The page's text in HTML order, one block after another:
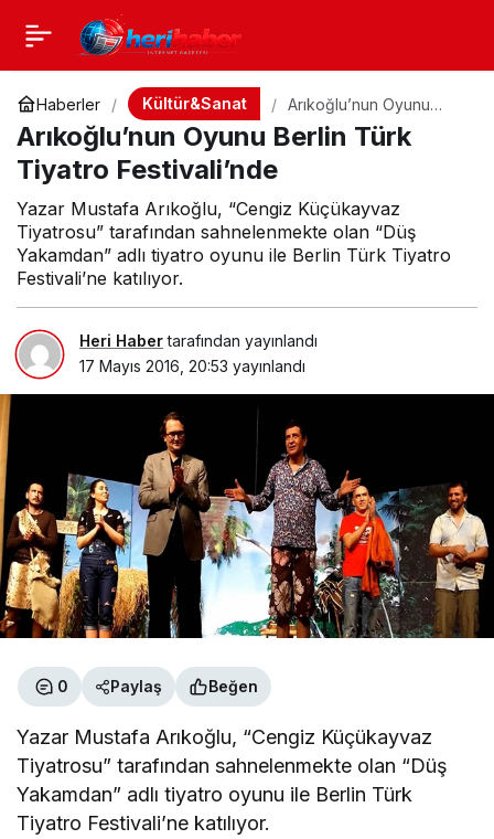
Haberler Kültür&Sanat
Arıkoğlu’nun Oyunu
Berlin Türk Tiyatro
Festivali’nde
Arıkoğlu’nun Oyunu Berlin Türk
Tiyatro Festivali’nde
Yazar Mustafa Arıkoğlu, “Cengiz Küçükayvaz
Tiyatrosu” tarafından sahnelenmekte olan “Düş
Yakamdan” adlı tiyatro oyunu ile Berlin Türk Tiyatro
Festivali’ne katılıyor.
Heri Habertarafından yayınlandı
17 Mayıs 2016, 20:53 yayınlandı
0 Paylaş Beğen
Yazar Mustafa Arıkoğlu, “Cengiz Küçükayvaz
Tiyatrosu” tarafından sahnelenmekte olan “Düş
Yakamdan” adlı tiyatro oyunu ile Berlin Türk
Tiyatro Festivali’ne katılıyor.